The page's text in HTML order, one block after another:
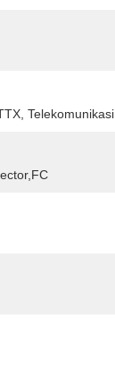
Telekomunikasi